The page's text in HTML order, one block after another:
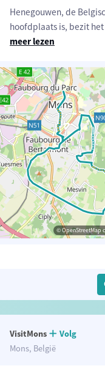
Henegouwen, de
hoofdplaats is, bezit
meer lezen
© OpenStreetMap
VisitMons
Volg
Mons, België